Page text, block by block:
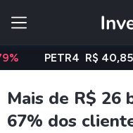
PETR4 R$ 40,85 -
Mais de R$ 26
67% dos